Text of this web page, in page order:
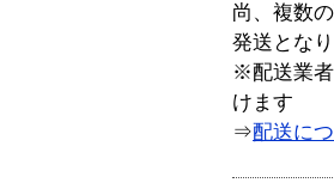
尚、複数
発送となり
※配送業
けます
⇒配送に